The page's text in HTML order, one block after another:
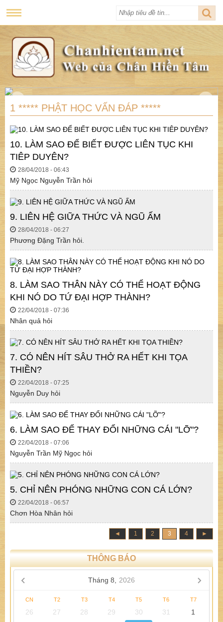
1 ***** PHẬT HỌC VẤN ĐÁP *****
10. LÀM SAO ĐỂ BIẾT ĐƯỢC LIÊN TỤC KHI
TIÊP DUYÊN?
28/04/2018 - 06:43
Mỹ Ngọc Nguyễn Trần hỏi
9. LIÊN HỆ GIỮA THỨC VÀ NGŨ ẤM
28/04/2018 - 06:27
Phương Đặng Trần hỏi.
8. LÀM SAO THÂN NÀY CÓ THỂ HOẠT ĐỘNG
KHI NÓ DO TỨ ĐẠI HỢP THÀNH?
22/04/2018 - 07:36
Nhân quả hỏi
7. CÓ NÊN HÍT SÂU THỞ RA HẾT KHI TỌA
THIỀN?
22/04/2018 - 07:25
Nguyễn Duy hỏi
6. LÀM SAO ĐỂ THAY ĐỔI NHỮNG CÁI "LỠ"?
22/04/2018 - 07:06
Nguyễn Trần Mỹ Ngọc hỏi
5. CHỈ NÊN PHÓNG NHỮNG CON CÁ LỚN?
22/04/2018 - 06:57
Chơn Hòa Nhân hỏi
◄ 1 2 3 4 ►
THÔNG BÁO
Tháng 8, 2026
CN T2 T3 T4 T5 T6 T7
26 27 28 29 30 31
1